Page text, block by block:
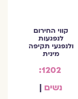
קווי החירום
לנפגעות
ולנפגעי תקיפה
מינית
1202:
נשים |